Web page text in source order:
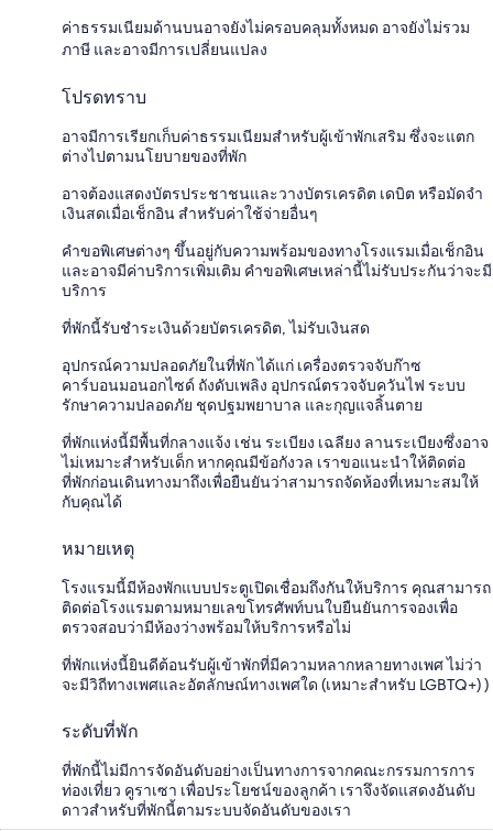
ค่าธรรมเนียมด้านบนอาจยังไม่ครอบคลุมทั้งหมด อาจยังไม่รวม
ภาษี และอาจมีการเปลี่ยนแปลง
โปรดทราบ
อาจมีการเรียกเก็บค่าธรรมเนียมสำหรับผู้เข้าพักเสริม ซึ่งจะแตก
ต่างไปตามนโยบายของที่พัก
อาจต้องแสดงบัตรประชาชนและวางบัตรเครดิต เดบิต หรือมัดจำ
เงินสดเมื่อเช็กอิน สำหรับค่าใช้จ่ายอื่นๆ
คำขอพิเศษต่างๆ ขึ้นอยู่กับความพร้อมของทางโรงแรมเมื่อเช็กอิน
และอาจมีค่าบริการเพิ่มเติม คำขอพิเศษเหล่านี้ไม่รับประกันว่าจะมี
บริการ
ที่พักนี้รับชำระเงินด้วยบัตรเครดิต, ไม่รับเงินสด
อุปกรณ์ความปลอดภัยในที่พัก ได้แก่ เครื่องตรวจจับก๊าซ
คาร์บอนมอนอกไซด์ ถังดับเพลิง อุปกรณ์ตรวจจับควันไฟ ระบบ
รักษาความปลอดภัย ชุดปฐมพยาบาล และกุญแจลิ้นตาย
ที่พักแห่งนี้มีพื้นที่กลางแจ้ง เช่น ระเบียง เฉลียง ลานระเบียงซึ่งอาจ
ไม่เหมาะสำหรับเด็ก หากคุณมีข้อกังวล เราขอแนะนำให้ติดต่อ
ที่พักก่อนเดินทางมาถึงเพื่อยืนยันว่าสามารถจัดห้องที่เหมาะสมให้
กับคุณได้
หมายเหตุ
โรงแรมนี้มีห้องพักแบบประตูเปิดเชื่อมถึงกันให้บริการ คุณสามารถ
ติดต่อโรงแรมตามหมายเลขโทรศัพท์บนใบยืนยันการจองเพื่อ
ตรวจสอบว่ามีห้องว่างพร้อมให้บริการหรือไม่
ที่พักแห่งนี้ยินดีต้อนรับผู้เข้าพักที่มีความหลากหลายทางเพศ ไม่ว่า
จะมีวิถีทางเพศและอัตลักษณ์ทางเพศใด (เหมาะสำหรับ LGBTQ+) )
ระดับที่พัก
ที่พักนี้ไม่มีการจัดอันดับอย่างเป็นทางการจากคณะกรรมการการ
ท่องเที่ยว คูราเซา เพื่อประโยชน์ของลูกค้า เราจึงจัดแสดงอันดับ
ดาวสำหรับที่พักนี้ตามระบบจัดอันดับของเรา